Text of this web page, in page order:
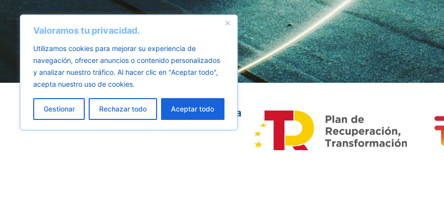
Valoramos tu privacidad.
Utilizamos cookies para mejorar su experiencia de
navegación, ofrecer anuncios o contenido personalizados
y analizar nuestro tráfico. Al hacer clic en "Aceptar todo",
acepta nuestro uso de cookies.
Gestionar Rechazar todo Aceptar todo